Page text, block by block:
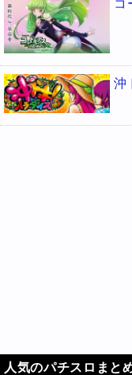
コ
沖
人気のパチスロまと